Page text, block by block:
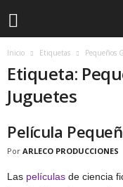
Inicio Etiquetas Pequeños
Etiqueta:
Juguetes
Película
Por ARLECO PRODUCCIONES
Las películas de ciencia